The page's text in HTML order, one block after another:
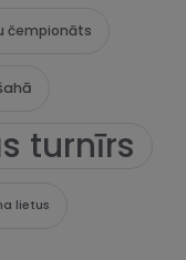
čempionāts
turnīrs
lietus